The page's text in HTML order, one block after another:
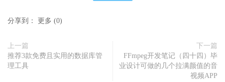
分享到： 更多 (0)
上一篇
推荐3款免费且实用的数据库管
理工具
下一篇
FFmpeg开发笔记（四十四）毕
业设计可做的几个拉满颜值的音
视频APP